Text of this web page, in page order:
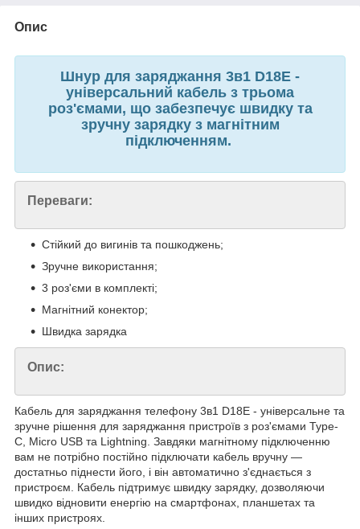
Опис
Шнур для заряджання 3в1 D18E -
універсальний кабель з трьома
роз'ємами, що забезпечує швидку та
зручну зарядку з магнітним
підключенням.
Переваги:
Стійкий до вигинів та пошкоджень;
Зручне використання;
3 роз'єми в комплекті;
Магнітний конектор;
Швидка зарядка
Опис:
Кабель для заряджання телефону 3в1 D18E - універсальне та
зручне рішення для заряджання пристроїв з роз'ємами Type-
C, Micro USB та Lightning. Завдяки магнітному підключенню
вам не потрібно постійно підключати кабель вручну —
достатньо піднести його, і він автоматично з'єднається з
пристроєм. Кабель підтримує швидку зарядку, дозволяючи
швидко відновити енергію на смартфонах, планшетах та
інших пристроях.